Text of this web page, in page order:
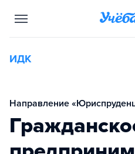
ИДК
Направление